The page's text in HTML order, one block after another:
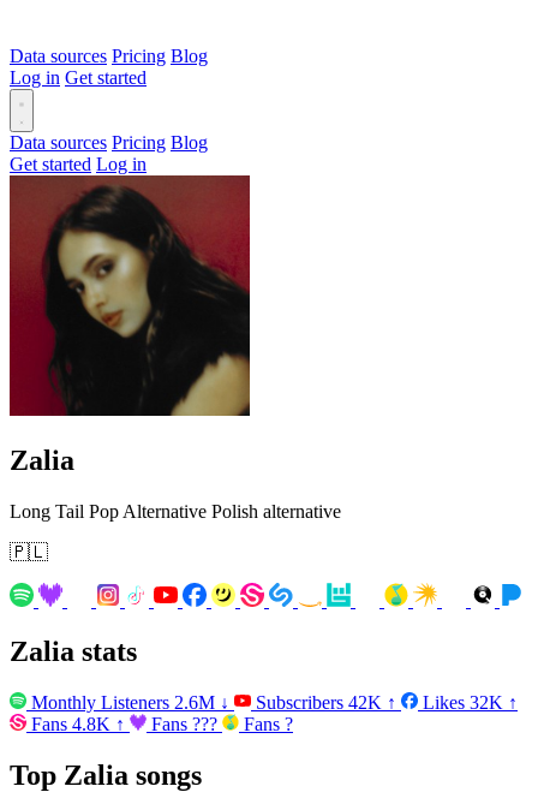
Data sources Pricing Blog
Log in Get started
Data sources Pricing Blog
Get started Log in
Zalia
Long Tail Pop Alternative Polish alternative
🇵🇱
Zalia stats
Monthly Listeners 2.6M ↓ Subscribers 42K ↑ Likes 32K ↑
Fans 4.8K ↑ Fans ??? Fans ?
Top Zalia songs